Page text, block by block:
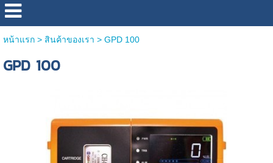
หน้าแรก> สินค้าของเรา > GPD 100
GPD 100